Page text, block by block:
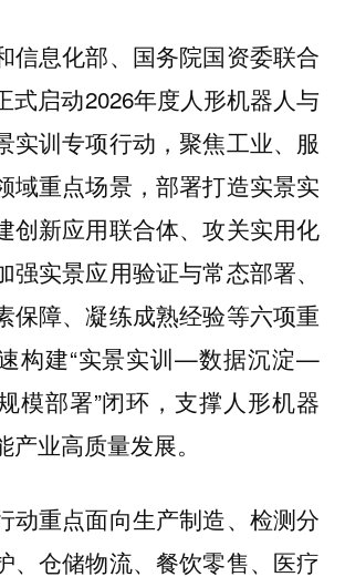
信息化部、国务院国资委联合
式启动2026年度人形机器人与
实训专项行动，聚焦工业、服
域重点场景，部署打造实景实
创新应用联合体、攻关实用化
强实景应用验证与常态部署、
保障、凝练成熟经验等六项重
构建“实景实训—数据沉淀—
模部署”闭环，支撑人形机器
产业高质量发展。
动重点面向生产制造、检测分
、仓储物流、餐饮零售、医疗